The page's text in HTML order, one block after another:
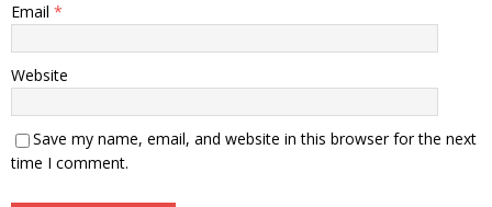
Email *
Website
Save my name, email, and website in this browser for the next
time I comment.